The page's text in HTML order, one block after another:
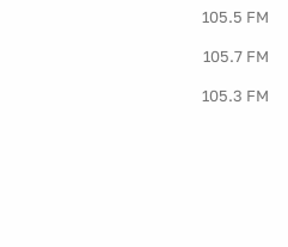
105.5 FM
105.7 FM
105.3 FM